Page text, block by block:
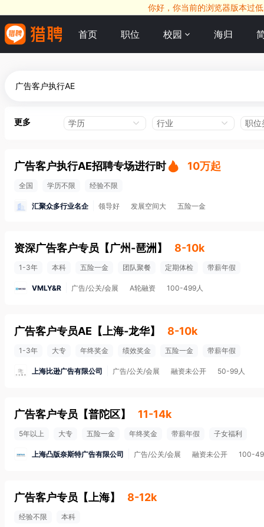
你好，你当前的浏览器版本过
首页 职位 校园 海归
更多 学历 行业 职位
广告客户执行AE招聘专场进行时 10万起
全国 学历不限 经验不限
汇聚众多行业名企 领导好 发展空间大 五险一金
资深广告客户专员 【广州-琶洲 】 8-10k
1-3年 本科 五险一金 团队聚餐 定期体检 带薪年假
VMLY&R 广告/公关/会展 A轮融资 100-499人
广告客户专员AE 【 上海-龙华】 8-10k
1-3年 大专 年终奖金 绩效奖金 五险一金 带薪年假
上海比逊广告有限公司 广告/公关/会展 融资未公开 50-99人
广告客户专员 【普陀区】 11-14k
5年以上 大专 五险一金 年终奖金 带薪年假 子女福利
上海凸版奈斯特广告有限公司 广告/公关/会展 融资未公开 100-
广告客户专员 【 上海】 8-12k
经验不限 本科